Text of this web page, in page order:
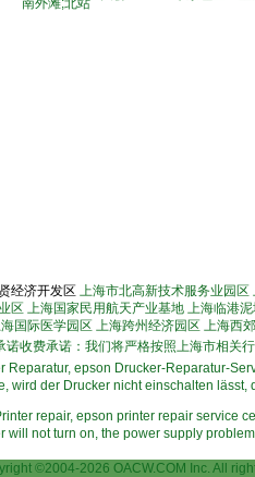
南外滩;北站
经济开发区 上海市北高新技术服务业园
区 上海国家民用航天产业基地 上海临港
国际医学园区 上海跨州经济园区 上海西
诺收费承诺：我们将严格按照上海市相关
Reparatur, epson Drucker-Reparatur-
wird der Drucker nicht einschalten
repair, epson printer repair service
will not turn on, the power supply
上海
©2004-2026 OACW.COM Inc. All